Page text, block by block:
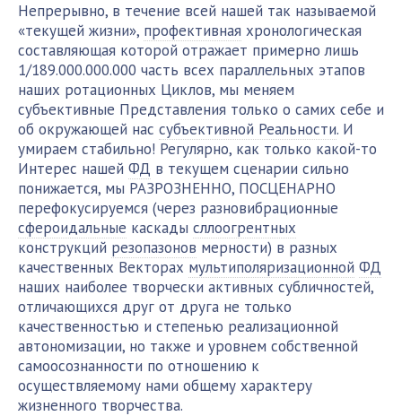
Непрерывно, в течение всей нашей так называемой
«текущей жизни», профективная хронологическая
составляющая которой отражает примерно лишь
1/189.000.000.000 часть всех параллельных этапов
наших ротационных Циклов, мы меняем
субъективные Представления только о самих себе и
об окружающей нас субъективной Реальности. И
умираем стабильно! Регулярно, как только какой-то
Интерес нашей ФД в текущем сценарии сильно
понижается, мы РАЗРОЗНЕННО, ПОСЦЕНАРНО
перефокусируемся (через разновибрационные
сфероидальные каскады сллоогрентных
конструкций резопазонов мерности) в разных
качественных Векторах мультиполяризационной ФД
наших наиболее творчески активных субличностей,
отличающихся друг от друга не только
качественностью и степенью реализационной
автономизации, но также и уровнем собственной
самоосознанности по отношению к
осуществляемому нами общему характеру
жизненного творчества.